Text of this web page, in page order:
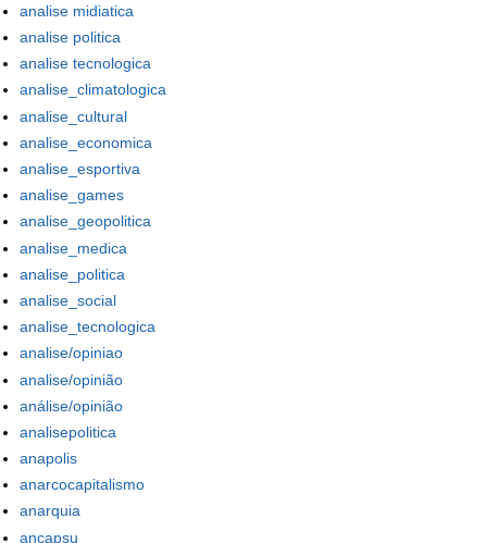
analise midiatica
analise politica
analise tecnologica
analise_climatologica
analise_cultural
analise_economica
analise_esportiva
analise_games
analise_geopolitica
analise_medica
analise_politica
analise_social
analise_tecnologica
analise/opiniao
analise/opinião
análise/opinião
analisepolitica
anapolis
anarcocapitalismo
anarquia
ancapsu